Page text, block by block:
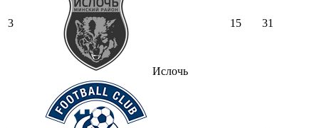
3
Ислочь
15 31